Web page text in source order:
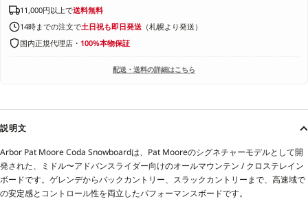
11,000円以上で送料無料
14時までの注文で土日祝も即日発送 （札幌より発送）
国内正規代理店・ 100%本物保証
配送・送料の詳細はこちら
説明文
Arbor Pat Moore Coda Snowboardは、Pat Mooreのシグネチャーモデルとして開
発された、ミドル〜アドバンスライダー向けのオールマウンテン / クロステレイン
ボードです。ゲレンデからバックカントリー、スラックカントリーまで、高速域で
の安定感とコントロール性を両立したパフォーマンスボードです。